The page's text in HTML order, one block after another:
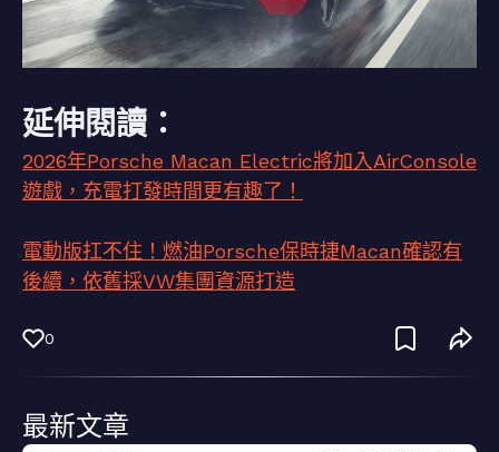
延伸閱讀：
2026年Porsche Macan Electric將加入AirConsole
遊戲，充電打發時間更有趣了！
電動版扛不住！燃油Porsche保時捷Macan確認有
後續，依舊採VW集團資源打造
0
最新文章